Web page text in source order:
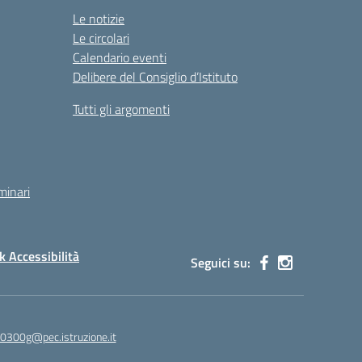
Le notizie
Le circolari
Calendario eventi
Delibere del Consiglio d’Istituto
Tutti gli argomenti
Accessibilità Seguici su: